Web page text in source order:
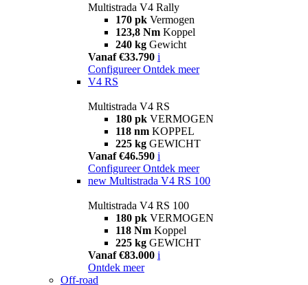
Multistrada V4 Rally
170 pk Vermogen
123,8 Nm Koppel
240 kg Gewicht
Vanaf €33.790 i
Configureer Ontdek meer
V4 RS
Multistrada V4 RS
180 pk VERMOGEN
118 nm KOPPEL
225 kg GEWICHT
Vanaf €46.590 i
Configureer Ontdek meer
new Multistrada V4 RS 100
Multistrada V4 RS 100
180 pk VERMOGEN
118 Nm Koppel
225 kg GEWICHT
Vanaf €83.000 i
Ontdek meer
Off-road